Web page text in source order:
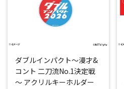
ダブルインパクト～漫才&
コント 二刀流No.1決定戦
～ アクリルキーホルダー